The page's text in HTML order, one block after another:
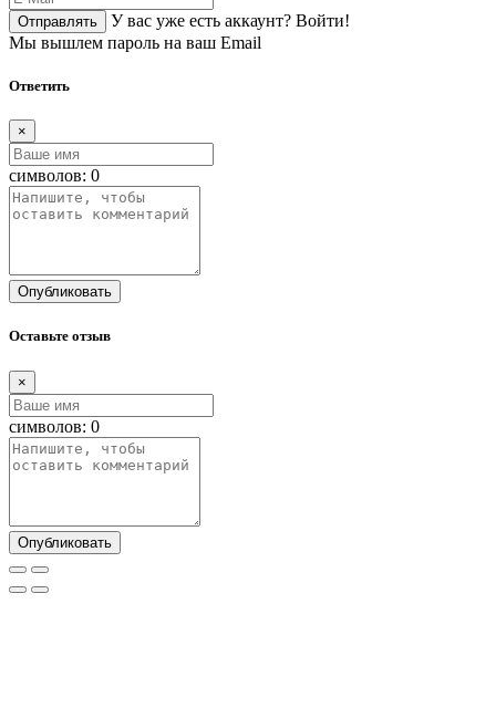
Отправлять У вас уже есть аккаунт? Войти!
Мы вышлем пароль на ваш Email
Ответить
×
символов: 0
Опубликовать
Оставьте отзыв
×
символов: 0
Опубликовать